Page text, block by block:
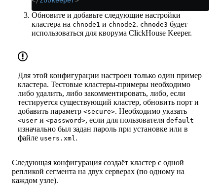
Обновите и добавьте следующие настройки
кластера на chnode1 и chnode2. chnode3 будет
использоваться для кворума ClickHouse Keeper.
Для этой конфигурации настроен только один пример
кластера. Тестовые кластеры-примеры необходимо
либо удалить, либо закомментировать, либо, если
тестируется существующий кластер, обновить порт и
добавить параметр <secure>. Необходимо указать
<user и <password>, если для пользователя default
изначально был задан пароль при установке или в
файле users.xml .
Следующая конфигурация создаёт кластер с одной
репликой сегмента на двух серверах (по одному на
каждом узле).